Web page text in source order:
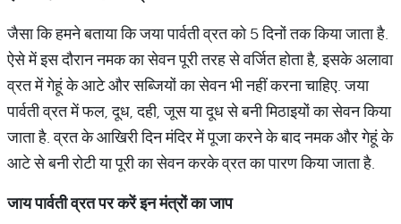
जैसा कि हमने बताया कि जया पार्वती व्रत को 5 दिनों तक किया जाता है.
ऐसे में इस दौरान नमक का सेवन पूरी तरह से वर्जित होता है, इसके अलावा
व्रत में गेहूं के आटे और सब्जियों का सेवन भी नहीं करना चाहिए. जया
पार्वती व्रत में फल, दूध, दही, जूस या दूध से बनी मिठाइयों का सेवन किया
जाता है. व्रत के आखिरी दिन मंदिर में पूजा करने के बाद नमक और गेहूं के
आटे से बनी रोटी या पूरी का सेवन करके व्रत का पारण किया जाता है.
जायपार्वतीव्रतपरकरेंइनमंत्रोंकाजाप